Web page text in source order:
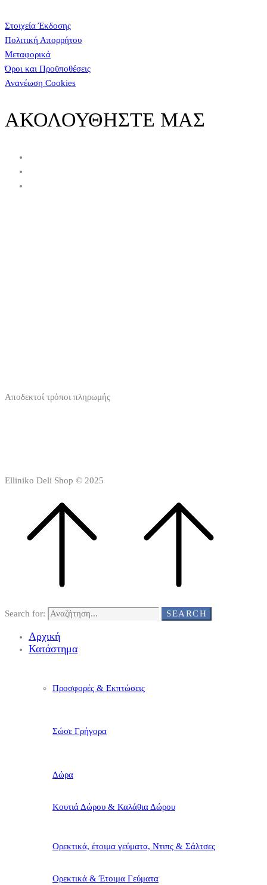
Στοιχεία Έκδοσης
Πολιτική Απορρήτου
Μεταφορικά
Όροι και Προϋποθέσεις
Ανανέωση Cookies
ΑΚΟΛΟΥΘΗΣΤΕ ΜΑΣ
Αποδεκτοί τρόποι πληρωμής
Elliniko Deli Shop © 2025
Search for: SEARCH
Αρχική
Κατάστημα
Προσφορές & Εκπτώσεις
Σώσε Γρήγορα
Δώρα
Κουτιά Δώρου & Καλάθια Δώρου
Ορεκτικά, έτοιμα γεύματα, Ντιπς & Σάλτσες
Ορεκτικά & Έτοιμα Γεύματα